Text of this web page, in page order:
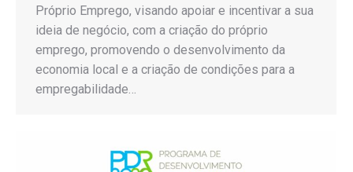
Próprio Emprego, visando apoiar e incentivar a sua
ideia de negócio, com a criação do próprio
emprego, promovendo o desenvolvimento da
economia local e a criação de condições para a
empregabilidade…